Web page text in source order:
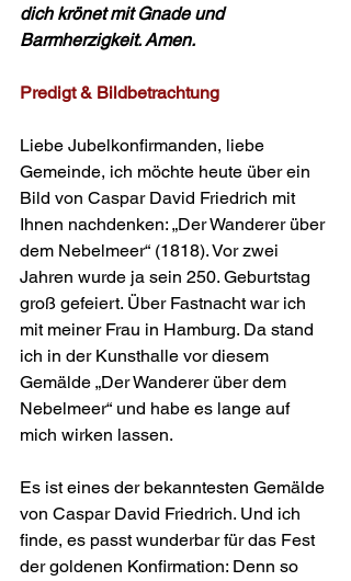
dich krönet mit Gnade und
Barmherzigkeit. Amen.
Predigt & Bildbetrachtung
Liebe Jubelkonfirmanden, liebe
Gemeinde, ich möchte heute über ein
Bild von Caspar David Friedrich mit
Ihnen nachden­ken: „Der Wanderer über
dem Nebelmeer“ (1818). Vor zwei
Jahren wurde ja sein 250. Geburtstag
groß gefeiert. Über Fastnacht war ich
mit meiner Frau in Hamburg. Da stand
ich in der Kunsthalle vor diesem
Gemälde „Der Wanderer über dem
Nebelmeer“ und habe es lange auf
mich wirken lassen.
Es ist eines der bekanntesten Gemälde
von Caspar David Friedrich. Und ich
finde, es passt wunderbar für das Fest
der goldenen Konfirmation: Denn so